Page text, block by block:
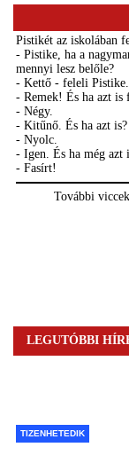
LEGUTÓBBI
TIZENHETEDIK